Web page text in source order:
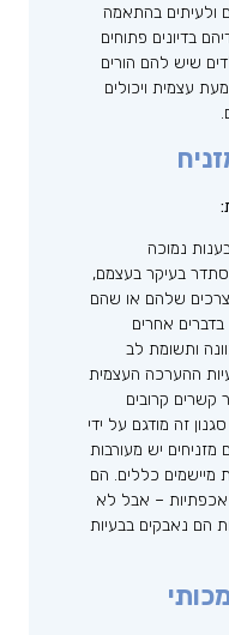
ולעיתים בהתאמה
בדיונים פתוחים
שיש להם הורים
עצמית ויכולים
נמוכה
בעיקר בעצמם,
שלהם או שהם
אחרים
ותשומת לב
ההערכה העצמית
קשרים קרובים
זה מודגם על ידי
יש מעורבות
מיישמים כללים. הם
אכפתיות – אבל לא
הם נאבקים בבעיות